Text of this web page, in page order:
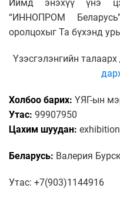
Иймд энэхүү үнэ
“ИННОПРОМ
оролцохыг Та бүхэнд
Үзэсгэлэнгийн
Холбоо барих: ҮЯГ-ын
Утас: 99907950
Цахим шуудан:
Беларусь: Валерия
Утас: +7(903)1144916